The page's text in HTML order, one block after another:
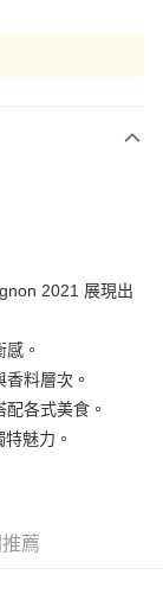
2021 展現出
。
料層次。
各式美食。
魅力。
薦